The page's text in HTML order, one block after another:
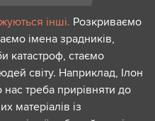
інші. Розкриваємо
імена зрадників,
катастроф, стаємо
світу. Наприклад, Ілон
треба прирівняти до
матеріалів із